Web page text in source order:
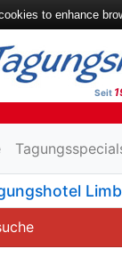
Seit
to enhance